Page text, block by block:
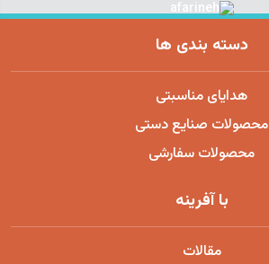
دسته بندی ها
هدایای مناسبتی
محصولات صنایع دستی
محصولات سفارشی
با آفرینه
مقالات